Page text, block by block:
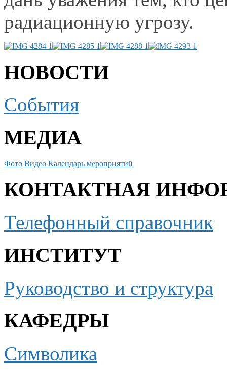
радиационную угрозу.
НОВОСТИ
События
МЕДИА
Фото Видео Календарь мероприятий
КОНТАКТНАЯ
Телефонный справочник
ИНСТИТУТ
Руководство и структура
КАФЕДРЫ
Символика